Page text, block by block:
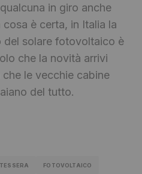
in giro anche
è certa, in Italia la
solare fotovoltaico è
che la novità arrivi
le vecchie cabine
del tutto.
FOTOVOLTAICO